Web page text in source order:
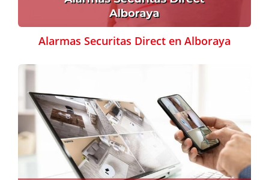
Alarmas Securitas Direct en Alboraya